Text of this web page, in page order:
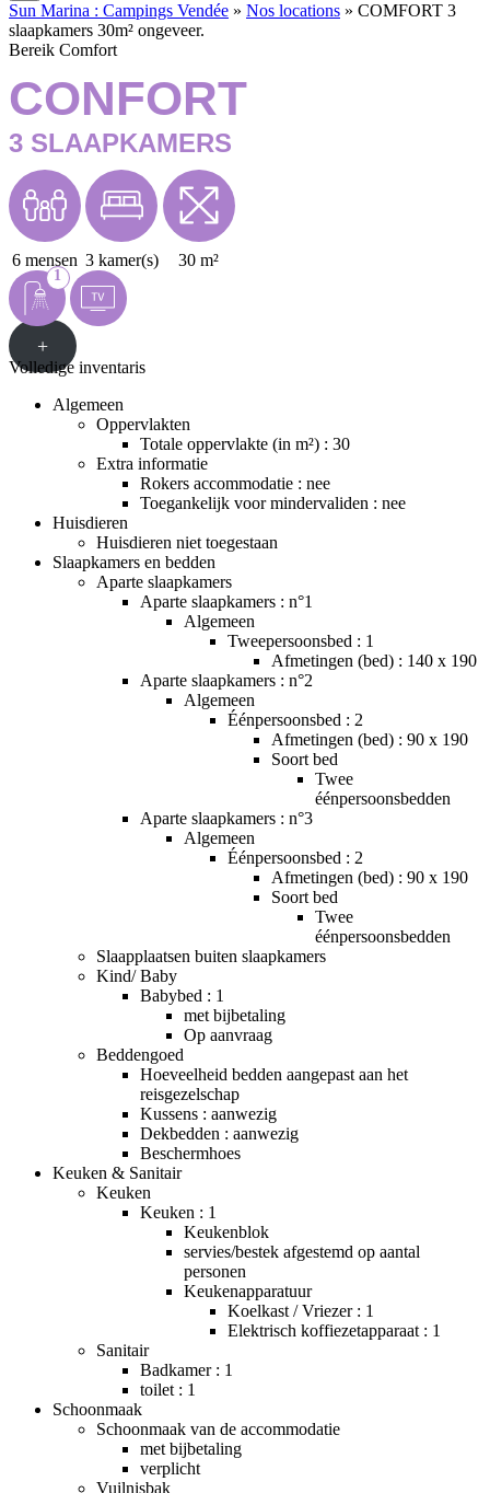
Sun Marina : Campings Vendée » Nos locations » COMFORT 3
slaapkamers 30m² ongeveer.
Bereik Comfort
CONFORT
3 SLAAPKAMERS
6 mensen 3 kamer(s) 30 m²
1
+
Volledige inventaris
Algemeen
Oppervlakten
Totale oppervlakte (in m²) : 30
Extra informatie
Rokers accommodatie : nee
Toegankelijk voor mindervaliden : nee
Huisdieren
Huisdieren niet toegestaan
Slaapkamers en bedden
Aparte slaapkamers
Aparte slaapkamers : n°1
Algemeen
Tweepersoonsbed : 1
Afmetingen (bed) : 140 x 190
Aparte slaapkamers : n°2
Algemeen
Éénpersoonsbed : 2
Afmetingen (bed) : 90 x 190
Soort bed
Twee
éénpersoonsbedden
Aparte slaapkamers : n°3
Algemeen
Éénpersoonsbed : 2
Afmetingen (bed) : 90 x 190
Soort bed
Twee
éénpersoonsbedden
Slaapplaatsen buiten slaapkamers
Kind/ Baby
Babybed : 1
met bijbetaling
Op aanvraag
Beddengoed
Hoeveelheid bedden aangepast aan het
reisgezelschap
Kussens : aanwezig
Dekbedden : aanwezig
Beschermhoes
Keuken & Sanitair
Keuken
Keuken : 1
Keukenblok
servies/bestek afgestemd op aantal
personen
Keukenapparatuur
Koelkast / Vriezer : 1
Elektrisch koffiezetapparaat : 1
Sanitair
Badkamer : 1
toilet : 1
Schoonmaak
Schoonmaak van de accommodatie
met bijbetaling
verplicht
Vuilnisbak